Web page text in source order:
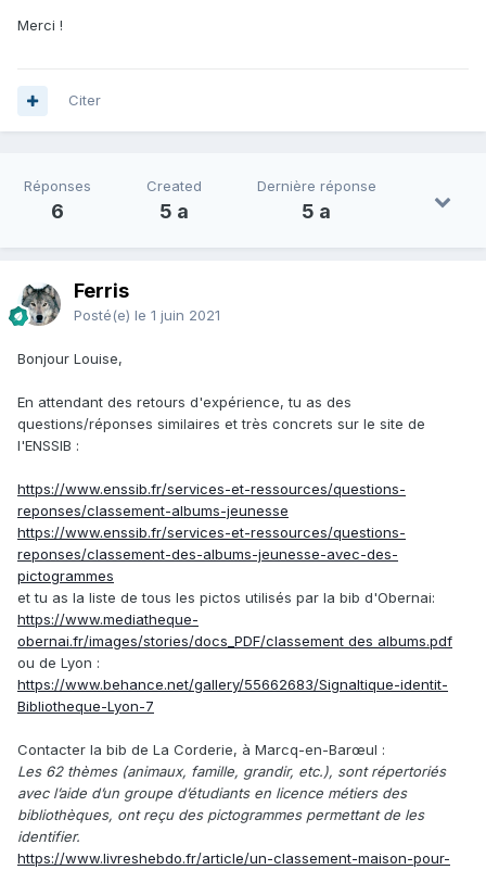
Merci !
Citer
Réponses
6
Created
5 a
Dernière réponse
5 a
Ferris
Posté(e) le 1 juin 2021
Bonjour Louise,
En attendant des retours d'expérience, tu as des
questions/réponses similaires et très concrets sur le site de
l'ENSSIB :
https://www.enssib.fr/services-et-ressources/questions-
reponses/classement-albums-jeunesse
https://www.enssib.fr/services-et-ressources/questions-
reponses/classement-des-albums-jeunesse-avec-des-
pictogrammes
et tu as la liste de tous les pictos utilisés par la bib d'Obernai:
https://www.mediatheque-
obernai.fr/images/stories/docs_PDF/classement des albums.pdf
ou de Lyon :
https://www.behance.net/gallery/55662683/Signaltique-identit-
Bibliotheque-Lyon-7
Contacter la bib de La Corderie, à Marcq-en-Barœul :
Les 62 thèmes (animaux, famille, grandir, etc.), sont répertoriés
avec l’aide d’un groupe d’étudiants en licence métiers des
bibliothèques, ont reçu des pictogrammes permettant de les
identifier.
https://www.livreshebdo.fr/article/un-classement-maison-pour-